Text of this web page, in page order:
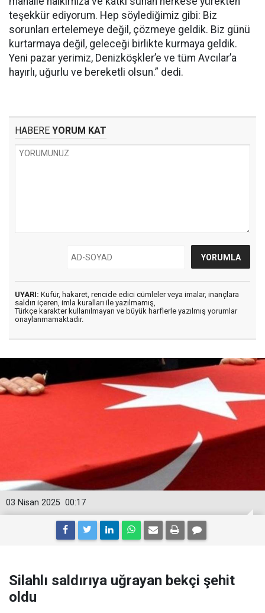
teşekkür ediyorum. Hep söylediğimiz gibi: Biz
sorunları ertelemeye değil, çözmeye geldik. Biz günü
kurtarmaya değil, geleceği birlikte kurmaya geldik.
Yeni pazar yerimiz, Denizköşkler’e ve tüm Avcılar’a
hayırlı, uğurlu ve bereketli olsun.” dedi.
HABERE YORUM KAT
UYARI: Küfür, hakaret, rencide edici cümleler veya imalar, inançlara
saldırı içeren, imla kuralları ile yazılmamış,
Türkçe karakter kullanılmayan ve büyük harflerle yazılmış yorumlar
onaylanmamaktadır.
00:17
03 Nisan 2025
Silahlı saldırıya uğrayan bekçi şehit
oldu